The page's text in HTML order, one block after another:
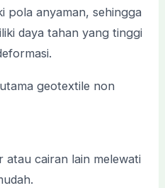
pola anyaman, sehingga
daya tahan yang tinggi
geotextile non
atau cairan lain melewati